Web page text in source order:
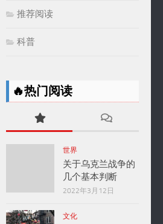
推荐阅读
科普
🔥热门阅读
世界
关于乌克兰战争的
几个基本判断
2022年3月12日
文化